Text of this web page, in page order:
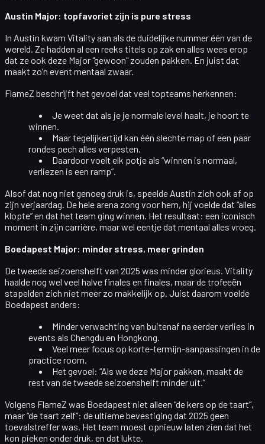
Austin Major: topfavoriet zijn is pure stress
In Austin kwam Vitality aan als de duidelijke nummer één van de
wereld. Ze hadden al een reeks titels op zak en alles wees erop
dat ze ook deze Major "gewoon" zouden pakken. En juist dat
maakt zo’n event mentaal zwaar.
FlameZ beschrijft het gevoel dat veel topteams herkennen:
Je weet dat als je je normale level haalt, je hoort te
winnen.
Maar tegelijkertijd kan één slechte map of een paar
rondes pech alles verpesten.
Daardoor voelt elk potje als “winnen is normaal,
verliezen is een ramp”.
Alsof dat nog niet genoeg druk is, speelde Austin zich ook af op
zijn verjaardag. De hele arena zong voor hem, hij voelde dat “alles
klopte” en dat het team ging winnen. Het resultaat: een iconisch
moment in zijn carrière, maar wel eentje dat mentaal alles vroeg.
Boedapest Major: minder stress, meer grinden
De tweede seizoenshelft van 2025 was minder glorieus. Vitality
haalde nog wel veel halve finales en finales, maar de trofeeën
stapelden zich niet meer zo makkelijk op. Juist daarom voelde
Boedapest anders:
Minder verwachting van buitenaf na eerder verlies in
events als Chengdu en Hongkong.
Veel meer focus op korte-termijn-aanpassingen in de
practice room.
Het gevoel: “Als we deze Major pakken, maakt de
rest van de tweede seizoenshelft minder uit.”
Volgens FlameZ was Boedapest niet alleen “de kers op de taart”,
maar “de taart zelf”: de ultieme bevestiging dat 2025 geen
toevalstreffer was. Het team moest opnieuw laten zien dat het
kon pieken onder druk, en dat lukte.